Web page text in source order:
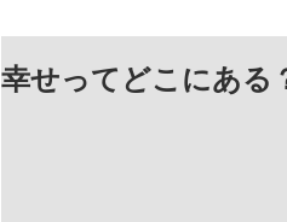
幸せってどこにある